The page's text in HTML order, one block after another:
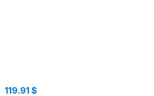
119.91 $